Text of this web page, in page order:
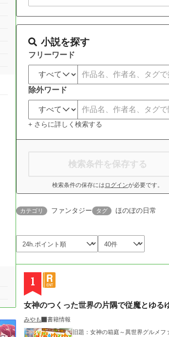
小説を探す
フリーワード
除外ワード
+ さらに詳しく検索する
検索条件を保存する
検索条件の保存には ログインが必要です。
カテゴリ ファンタジー タグ ほのぼの日常
1
女神のつくった世界の片隅で従魔とゆる
みやも
書籍情報
旧題：女神の箱庭～異世界グルメファンタジー＆スローライフ